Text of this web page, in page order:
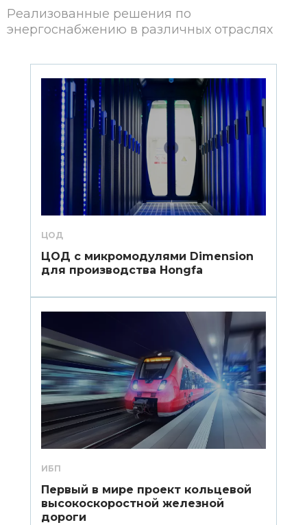
Реализованные решения по
энергоснабжению в различных отраслях
ЦОД
ЦОД с микромодулями Dimension
для производства Hongfa
ИБП
Первый в мире проект кольцевой
высокоскоростной железной
дороги